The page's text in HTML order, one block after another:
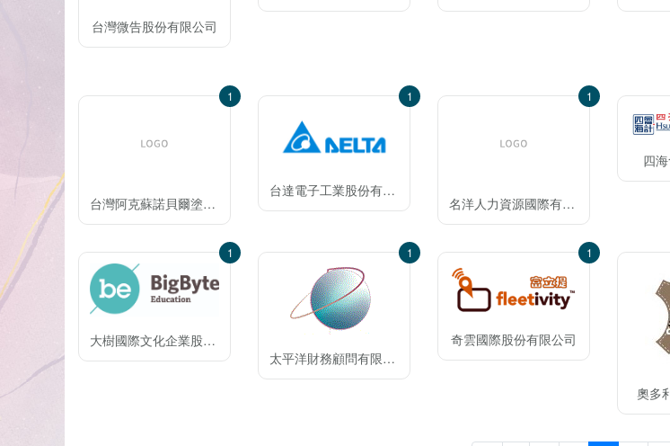
台灣微告股份有限公司
台灣阿克蘇諾貝爾塗料股份有限公司
1
台達電子工業股份有限公司
1
名洋人力資源國際有限公司
1
四
大樹國際文化企業股份有限公司
1
太平洋財務顧問有限公司
1
奇雲國際股份有限公司
1
奧多